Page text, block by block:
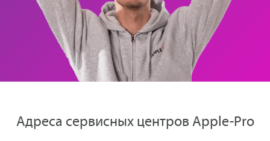
Адреса сервисных центров Apple-Pro